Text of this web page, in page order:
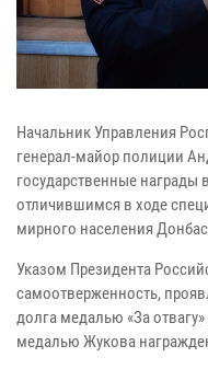
Начальник Управления
генерал-майор полиции
государственные
отличившимся в ходе
мирного населения
Указом Президента
самоотверженность,
долга медалью «За
медалью Жукова